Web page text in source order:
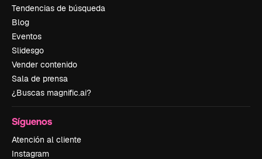
Tendencias de búsqueda
Blog
Eventos
Slidesgo
Vender contenido
Sala de prensa
¿Buscas magnific.ai?
Síguenos
Atención al cliente
Instagram